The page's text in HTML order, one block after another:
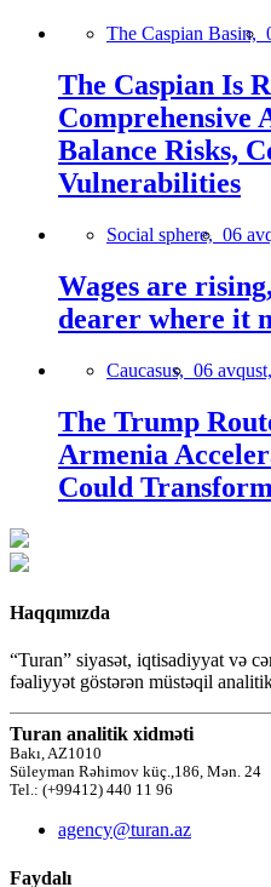
The Caspian Basin,
The Caspian Is
Comprehensive
Balance Risks,
Vulnerabilities
Social sphere, 06
Wages are
dearer where it
Caucasus, 06
The Trump
Armenia
Could
Haqqımızda
“Turan” siyasət, iqtisadiyyat və
fəaliyyət göstərən müstəqil
Turan analitik xidməti
Bakı, AZ1010
Süleyman Rəhimov küç.,186, Mən. 24
Tel.: (+99412) 440 11 96
agency@turan.az
Faydalı